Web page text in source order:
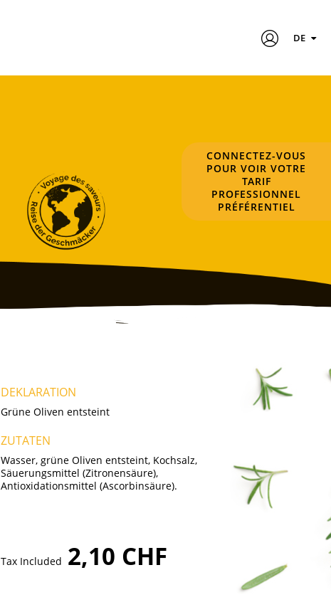
DE
CONNECTEZ-VOUS
POUR VOIR VOTRE
TARIF
PROFESSIONNEL
PRÉFÉRENTIEL
DEKLARATION
Grüne Oliven entsteint
ZUTATEN
Wasser, grüne Oliven entsteint, Kochsalz,
Säuerungsmittel (Zitronensäure),
Antioxidationsmittel (Ascorbinsäure).
Tax Included 2,10 CHF